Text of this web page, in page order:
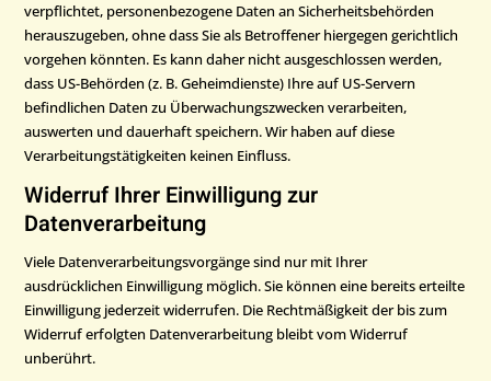
verpflichtet, personenbezogene Daten an Sicherheitsbehörden
herauszugeben, ohne dass Sie als Betroffener hiergegen gerichtlich
vorgehen könnten. Es kann daher nicht ausgeschlossen werden,
dass US-Behörden (z. B. Geheimdienste) Ihre auf US-Servern
befindlichen Daten zu Überwachungszwecken verarbeiten,
auswerten und dauerhaft speichern. Wir haben auf diese
Verarbeitungstätigkeiten keinen Einfluss.
Widerruf Ihrer Einwilligung zur
Datenverarbeitung
Viele Datenverarbeitungsvorgänge sind nur mit Ihrer
ausdrücklichen Einwilligung möglich. Sie können eine bereits erteilte
Einwilligung jederzeit widerrufen. Die Rechtmäßigkeit der bis zum
Widerruf erfolgten Datenverarbeitung bleibt vom Widerruf
unberührt.